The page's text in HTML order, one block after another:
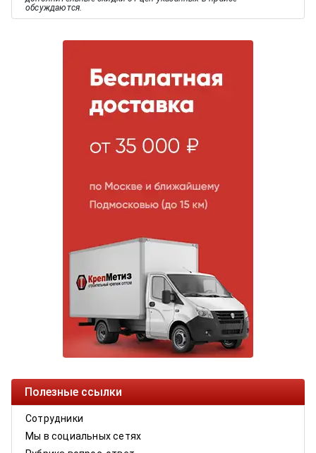
обсуждаются.
Полезные ссылки
Сотрудники
Мы в социальных сетях